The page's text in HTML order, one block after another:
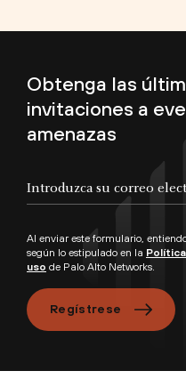
Obtenga las
invitaciones a
amenazas
Al enviar este formulario,
según lo estipulado en la
uso de Palo Alto Networks.
Regístrese